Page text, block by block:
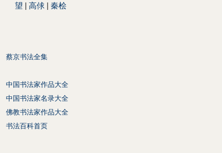
望
高俅 秦桧
蔡京书法全集
中国书法家作品大全
中国书法家名录大全
佛教书法家作品大全
书法百科首页